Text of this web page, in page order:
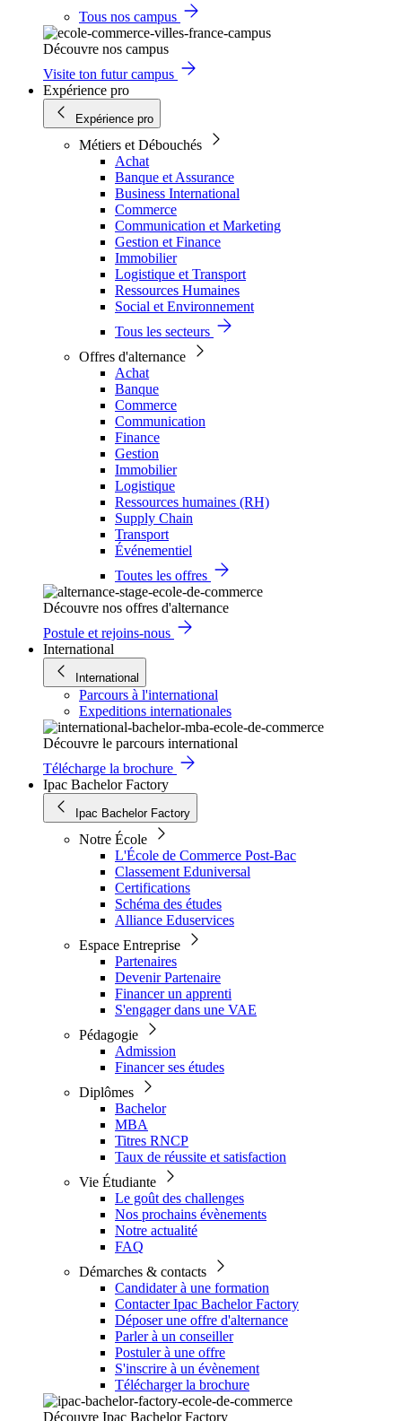
Tous nos campus
Découvre nos campus
Visite ton futur campus
Expérience pro
Expérience pro
Métiers et Débouchés
Achat
Banque et Assurance
Business International
Commerce
Communication et Marketing
Gestion et Finance
Immobilier
Logistique et Transport
Ressources Humaines
Social et Environnement
Tous les secteurs
Offres d'alternance
Achat
Banque
Commerce
Communication
Finance
Gestion
Immobilier
Logistique
Ressources humaines (RH)
Supply Chain
Transport
Événementiel
Toutes les offres
Découvre nos offres d'alternance
Postule et rejoins-nous
International
International
Parcours à l'international
Expeditions internationales
Découvre le parcours international
Télécharge la brochure
Ipac Bachelor Factory
Ipac Bachelor Factory
Notre École
L'École de Commerce Post-Bac
Classement Eduniversal
Certifications
Schéma des études
Alliance Eduservices
Espace Entreprise
Partenaires
Devenir Partenaire
Financer un apprenti
S'engager dans une VAE
Pédagogie
Admission
Financer ses études
Diplômes
Bachelor
MBA
Titres RNCP
Taux de réussite et satisfaction
Vie Étudiante
Le goût des challenges
Nos prochains évènements
Notre actualité
FAQ
Démarches & contacts
Candidater à une formation
Contacter Ipac Bachelor Factory
Déposer une offre d'alternance
Parler à un conseiller
Postuler à une offre
S'inscrire à un évènement
Télécharger la brochure
Découvre Ipac Bachelor Factory